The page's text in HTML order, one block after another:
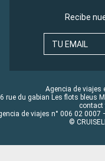
Recibe
TU EMAIL
Agencia de viajes
rue du gabian Les flots bleus
contact
de viajes n° 006 02
©